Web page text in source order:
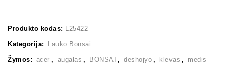
Produkto kodas: L25422
Kategorija: Lauko Bonsai
Žymos: acer , augalas , BONSAI , deshojyo , klevas , medis